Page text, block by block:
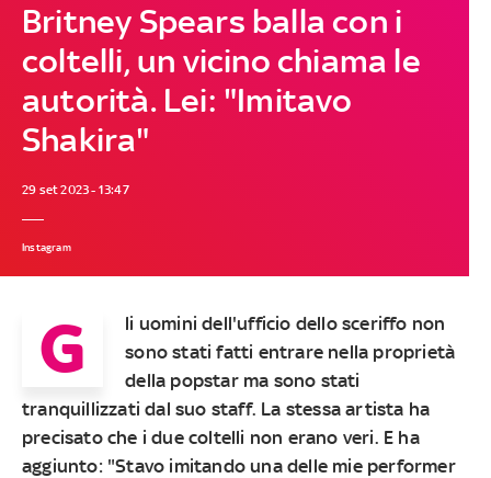
Britney Spears balla con i
coltelli, un vicino chiama le
autorità. Lei: "Imitavo
Shakira"
29 set 2023 - 13:47
Instagram
G
li uomini dell'ufficio dello sceriffo non
sono stati fatti entrare nella proprietà
della popstar ma sono stati
tranquillizzati dal suo staff. La stessa artista ha
precisato che i due coltelli non erano veri. E ha
aggiunto: "Stavo imitando una delle mie performer